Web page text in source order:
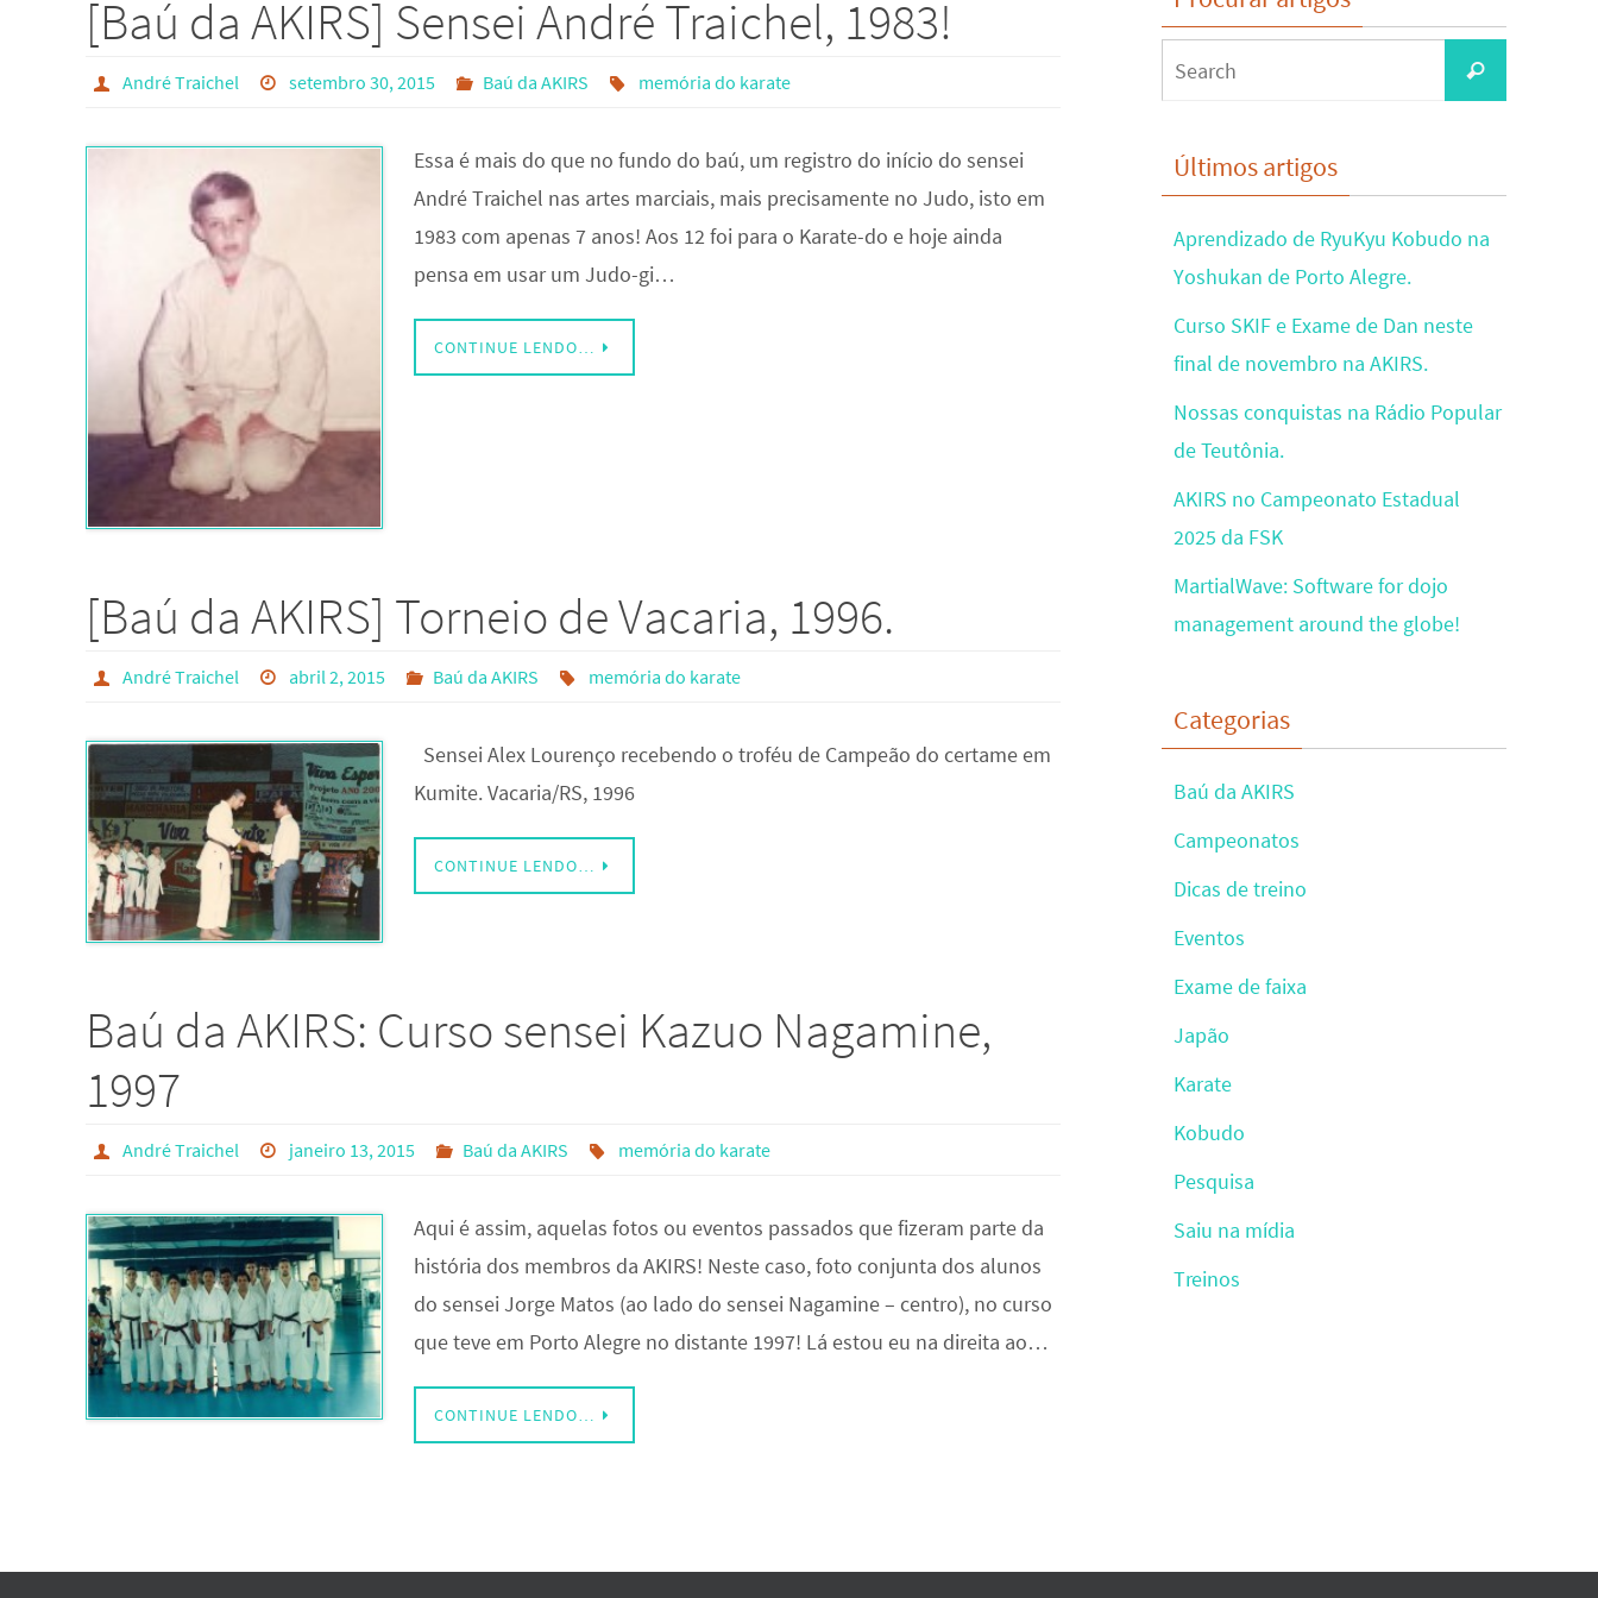
[Baú da AKIRS] Sensei André Traichel, 1983!
André Traichel setembro 30, 2015 Baú da AKIRS memória do karate
Essa é mais do que no fundo do baú, um registro do início do sensei
André Traichel nas artes marciais, mais precisamente no Judo, isto em
1983 com apenas 7 anos! Aos 12 foi para o Karate-do e hoje ainda
pensa em usar um Judo-gi…
CONTINUE LENDO…
[Baú da AKIRS] Torneio de Vacaria, 1996.
André Traichel abril 2, 2015 Baú da AKIRS memória do karate
Sensei Alex Lourenço recebendo o troféu de Campeão do certame em
Kumite. Vacaria/RS, 1996
CONTINUE LENDO…
Baú da AKIRS: Curso sensei Kazuo Nagamine,
1997
André Traichel janeiro 13, 2015 Baú da AKIRS memória do karate
Aqui é assim, aquelas fotos ou eventos passados que fizeram parte da
história dos membros da AKIRS! Neste caso, foto conjunta dos alunos
do sensei Jorge Matos (ao lado do sensei Nagamine – centro), no curso
que teve em Porto Alegre no distante 1997! Lá estou eu na direita ao…
CONTINUE LENDO…
for:
Search
Últimos artigos
Aprendizado de RyuKyu Kobudo na
Yoshukan de Porto Alegre.
Curso SKIF e Exame de Dan neste
final de novembro na AKIRS.
Nossas conquistas na Rádio Popular
de Teutônia.
AKIRS no Campeonato Estadual
2025 da FSK
MartialWave: Software for dojo
management around the globe!
Categorias
Baú da AKIRS
Campeonatos
Dicas de treino
Eventos
Exame de faixa
Japão
Karate
Kobudo
Pesquisa
Saiu na mídia
Treinos